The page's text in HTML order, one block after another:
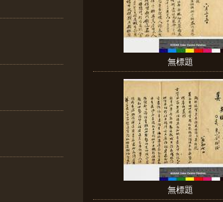
無標題
無標題